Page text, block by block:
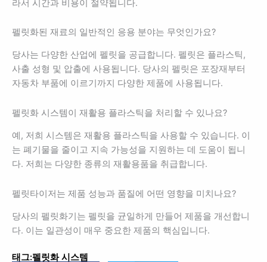
라서 시간과 비용이 절약됩니다.
펠릿화된 재료의 일반적인 응용 분야는 무엇인가요?
당사는 다양한 산업에 펠릿을 공급합니다. 펠릿은 플라스틱,
사출 성형 및 압출에 사용됩니다. 당사의 펠릿은 포장재부터
자동차 부품에 이르기까지 다양한 제품에 사용됩니다.
펠릿화 시스템이 재활용 플라스틱을 처리할 수 있나요?
예, 저희 시스템은 재활용 플라스틱을 사용할 수 있습니다. 이
는 폐기물을 줄이고 지속 가능성을 지원하는 데 도움이 됩니
다. 저희는 다양한 종류의 재활용품을 취급합니다.
펠릿타이저는 제품 성능과 품질에 어떤 영향을 미치나요?
당사의 펠릿화기는 펠릿을 균일하게 만들어 제품을 개선합니
다. 이는 일관성이 매우 중요한 제품의 핵심입니다.
태그:펠릿화 시스템